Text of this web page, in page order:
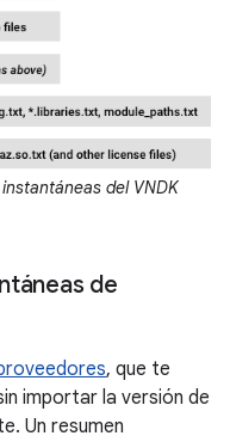
del VNDK
de
, que te
importar la versión de
Un resumen